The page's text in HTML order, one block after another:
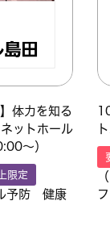
体力を知る
ットホール
～）
限定
予防 健康